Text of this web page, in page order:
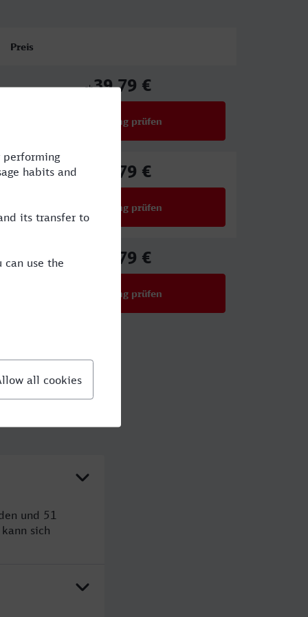
Preis
ab39,79 €
Verbindung prüfen
39,79 €
Verbindung prüfen
39,79 €
Verbindung prüfen
und 51
sich